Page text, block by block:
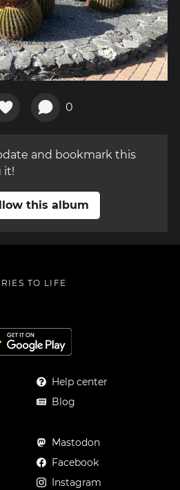
0
and bookmark this
it!
this album
TO LIFE
Help center
Blog
Mastodon
Facebook
Instagram